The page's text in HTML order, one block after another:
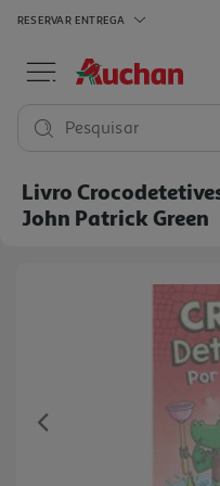
RESERVAR ENTREGA
Pesquisar
Livro
John Patrick Green
Previous